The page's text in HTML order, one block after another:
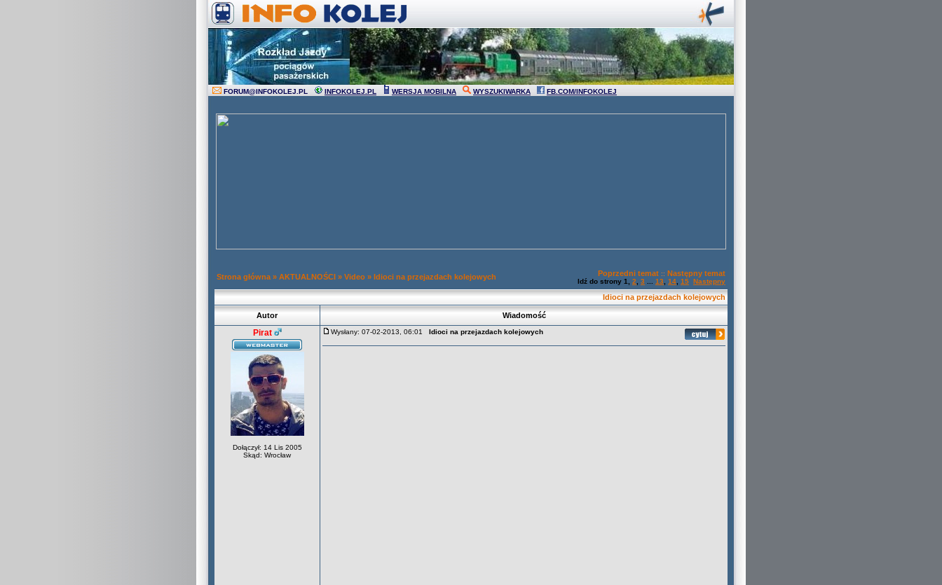
FORUM@INFOKOLEJ.PL INFOKOLEJ.PL WERSJA MOBILNA WYSZUKIWARKA FB.COM/INFOKOLEJ
Strona główna » AKTUALNOŚCI » Video » Idioci na przejazdach kolejowych Poprzedni temat :: Następny temat
Idź do strony 1 2 3 13 14 15 Następny
Idioci na przejazdach kolejowych
Autor Wiadomość
Pirat
Dołączył: 14 Lis 2005
Skąd: Wrocław
Wysłany: 07-02-2013, 06:01 Idioci na przejazdach kolejowych